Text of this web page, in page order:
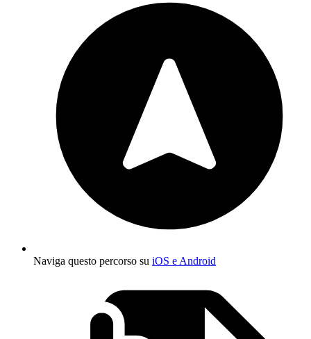
Naviga questo percorso su iOS e Android